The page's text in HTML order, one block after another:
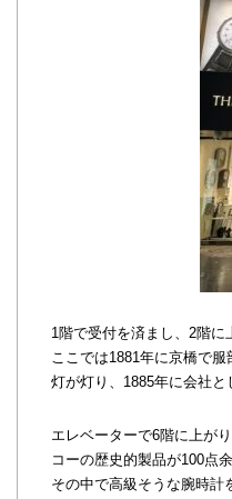
1階で受付を済まし、2階に
ここでは1881年に京橋で
灯が灯り、1885年に会社
エレベーターで6階に上が
コーの歴史的製品が100点
その中で高級そうな腕時計